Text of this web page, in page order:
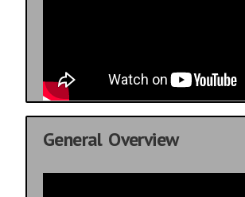
General Overview